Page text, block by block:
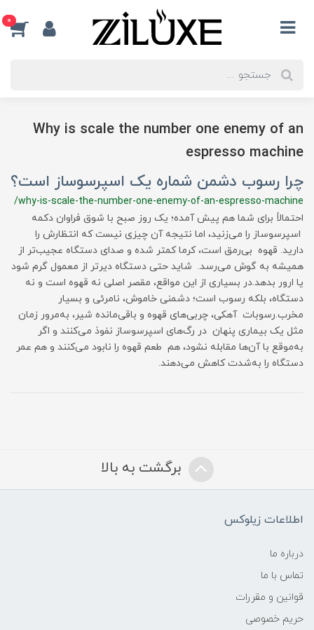
0
Why is scale the number one enemy of an
espresso machine
چرا رسوب دشمن شماره یک اسپرسوساز است؟
/why-is-scale-the-number-one-enemy-of-an-espresso-machine
احتمالاً برای شما هم پیش آمده؛ یک روز صبح با شوق فراوان دکمه
اسپرسوساز را می‌زنید، اما نتیجه آن چیزی نیست که انتظارش را
دارید. قهوه بی‌رمق است، کرما کمتر شده و صدای دستگاه عجیب‌تر از
همیشه به گوش می‌رسد. شاید حتی دستگاه دیرتر از معمول گرم شود
یا ارور بدهد.در بسیاری از این مواقع، مقصر اصلی نه قهوه است و نه
دستگاه، بلکه رسوب است؛ دشمنی خاموش، نامرئی و بسیار
مخرب.رسوبات آهکی، چربی‌های قهوه و باقی‌مانده شیر، به‌مرور زمان
مثل یک بیماری پنهان در رگ‌های اسپرسوساز نفوذ می‌کنند و اگر
به‌موقع با آن‌ها مقابله نشود، هم طعم قهوه را نابود می‌کنند و هم عمر
دستگاه را به‌شدت کاهش می‌دهند.
برگشت به بالا
اطلاعات زیلوکس
درباره ما
تماس با ما
قوانین و مقررات
حریم خصوصی